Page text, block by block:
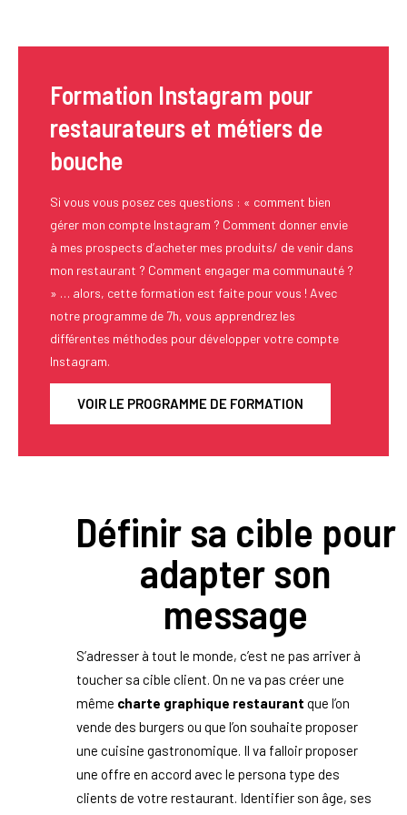
Formation Instagram pour
restaurateurs et métiers de
bouche
Si vous vous posez ces questions : « comment bien
gérer mon compte Instagram ? Comment donner envie
à mes prospects d’acheter mes produits/ de venir dans
mon restaurant ? Comment engager ma communauté ?
» … alors, cette formation est faite pour vous ! Avec
notre programme de 7h, vous apprendrez les
différentes méthodes pour développer votre compte
Instagram.
VOIR LE PROGRAMME DE FORMATION
Définir sa cible pour
adapter son
message
S’adresser à tout le monde, c’est ne pas arriver à
toucher sa cible client. On ne va pas créer une
même charte graphique restaurant que l’on
vende des burgers ou que l’on souhaite proposer
une cuisine gastronomique. Il va falloir proposer
une offre en accord avec le persona type des
clients de votre restaurant. Identifier son âge, ses